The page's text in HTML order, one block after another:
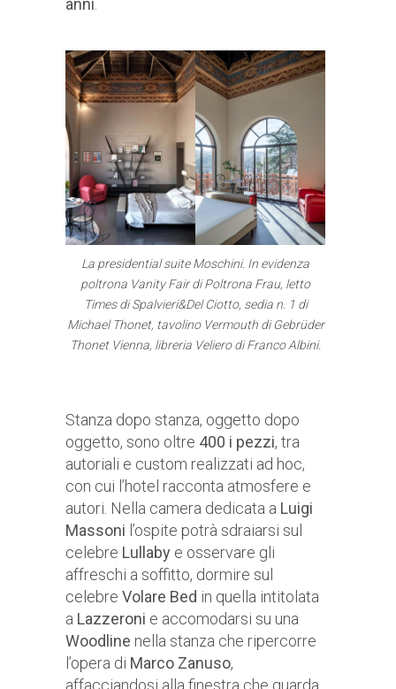
anni
La presidential suite Moschini. In evidenza
poltrona Vanity Fair di Poltrona Frau, letto
Times di Spalvieri&Del Ciotto, sedia n. 1 di
Michael Thonet, tavolino Vermouth di Gebrüder
Thonet Vienna, libreria Veliero di Franco Albini.
Stanza dopo stanza, oggetto dopo
oggetto, sono oltre 400 i pezzi, tra
autoriali e custom realizzati ad hoc,
con cui l’hotel racconta atmosfere e
autori. Nella camera dedicata a Luigi
Massoni l’ospite potrà sdraiarsi sul
celebre Lullaby e osservare gli
affreschi a soffitto, dormire sul
celebre Volare Bed in quella intitolata
a Lazzeroni e accomodarsi su una
Woodline nella stanza che ripercorre
l’opera di Marco Zanuso,